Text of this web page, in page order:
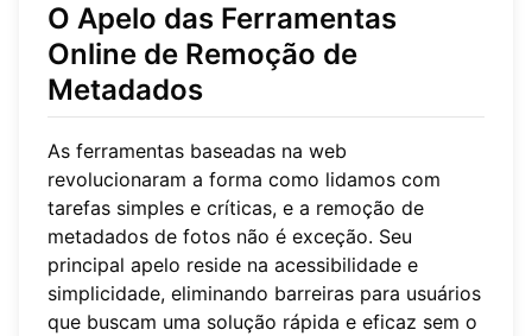
O Apelo das Ferramentas
Online de Remoção de
Metadados
As ferramentas baseadas na web
revolucionaram a forma como lidamos com
tarefas simples e críticas, e a remoção de
metadados de fotos não é exceção. Seu
principal apelo reside na acessibilidade e
simplicidade, eliminando barreiras para usuários
que buscam uma solução rápida e eficaz sem o